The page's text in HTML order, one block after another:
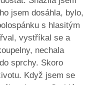
jsem dosáhla, bylo,
s hlasitým
vystříkal se a
nechala
sprchy. Skoro
Když jsem se